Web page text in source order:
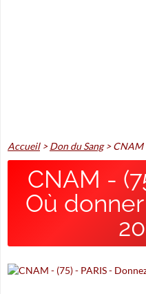
Accueil>Don du Sang>CNAM
CNAM -
Où